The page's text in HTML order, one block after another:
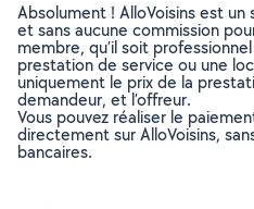
Absolument ! AlloVoisins est
et sans aucune commission
membre, qu’il soit
prestation de service ou une
uniquement le prix de la
demandeur, et l’offreur.
Vous pouvez réaliser le
directement sur AlloVoisins,
bancaires.